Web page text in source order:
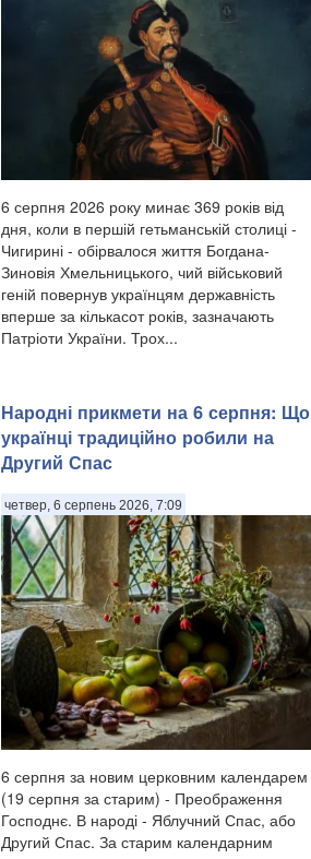
6 серпня 2026 року минає 369 років від
дня, коли в першій гетьманській столиці -
Чигирині - обірвалося життя Богдана-
Зиновія Хмельницького, чий військовий
геній повернув українцям державність
вперше за кількасот років, зазначають
Патріоти України. Трох...
Народні прикмети на 6 серпня: Що
українці традиційно робили на
Другий Спас
четвер, 6 серпень 2026, 7:09
6 серпня за новим церковним календарем
(19 серпня за старим) - Преображення
Господнє. В народі - Яблучний Спас, або
Другий Спас. За старим календарним